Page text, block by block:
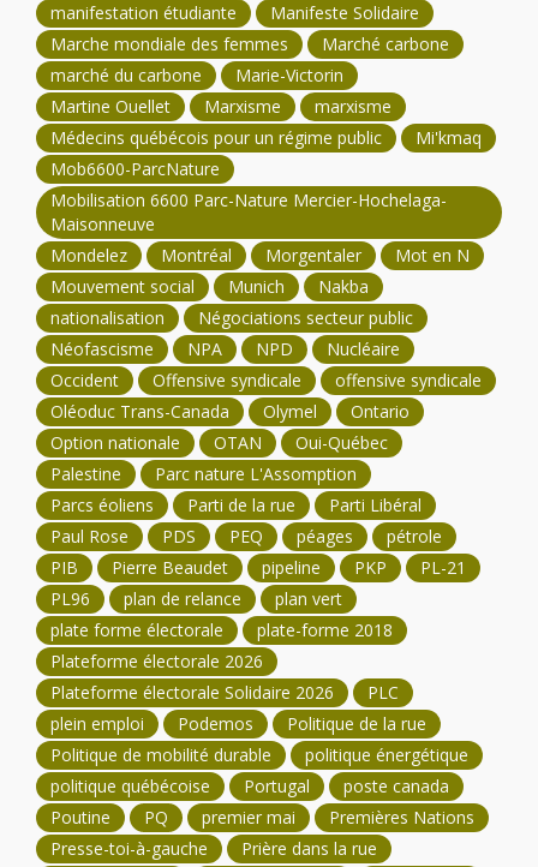
manifestation étudiante
Manifeste Solidaire
Marche mondiale des femmes
Marché carbone
marché du carbone
Marie-Victorin
Martine Ouellet
Marxisme
marxisme
Médecins québécois pour un régime public
Mi'kmaq
Mob6600-ParcNature
Mobilisation 6600 Parc-Nature Mercier-Hochelaga-
Maisonneuve
Mondelez
Montréal Morgentaler
Mot en N
Mouvement social
Munich
Nakba
nationalisation
Négociations secteur public
Néofascisme
NPA NPD
Nucléaire
Occident
Offensive syndicale
offensive syndicale
Oléoduc Trans-Canada
Olymel
Ontario
Option nationale
OTAN
Oui-Québec
Palestine
Parc nature L'Assomption
Parcs éoliens
Parti de la rue
Parti Libéral
Paul Rose
PDS PEQ péages
pétrole
PIB
Pierre Beaudet pipeline PKP
PL-21
PL96
plan de relance
plan vert
plate forme électorale
plate-forme 2018
Plateforme électorale 2026
Plateforme électorale Solidaire 2026
PLC
plein emploi
Podemos
Politique de la rue
Politique de mobilité durable
politique énergétique
politique québécoise
Portugal
poste canada
Poutine
PQ premier mai
Premières Nations
Presse-toi-à-gauche
Prière dans la rue